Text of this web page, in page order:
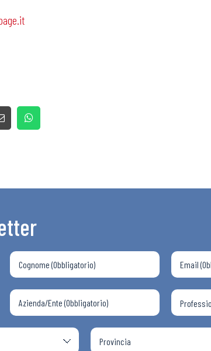
Osservatori
Eventi
Chi Siamo